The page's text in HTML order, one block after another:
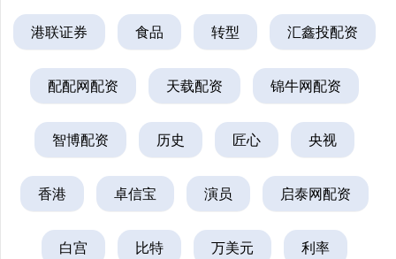
港联证券 食品 转型 汇鑫投配资
配配网配资 天载配资 锦牛网配资
智博配资 历史 匠心 央视
香港 卓信宝 演员 启泰网配资
白宫 比特 万美元 利率